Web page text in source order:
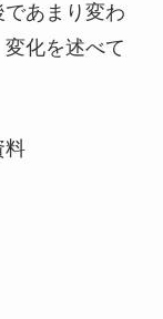
あまり変わ
化を述べて
料